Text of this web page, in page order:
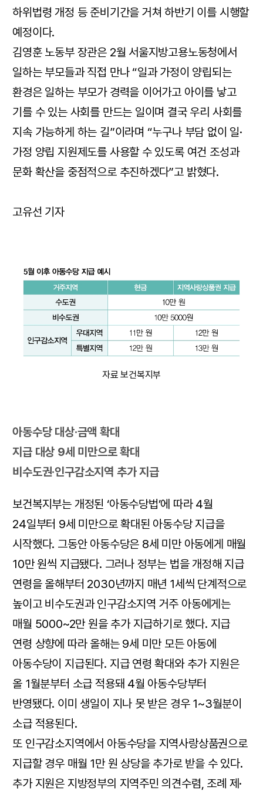
하위법령 개정 등 준비기간을 거쳐 하반기 이를 시행할
예정이다.
김영훈 노동부 장관은 2월 서울지방고용노동청에서
일하는 부모들과 직접 만나 “일과 가정이 양립되는
환경은 일하는 부모가 경력을 이어가고 아이를 낳고
기를 수 있는 사회를 만드는 일이며 결국 우리 사회를
지속 가능하게 하는 길”이라며 “누구나 부담 없이 일·
가정 양립 지원제도를 사용할 수 있도록 여건 조성과
문화 확산을 중점적으로 추진하겠다”고 밝혔다.
고유선 기자
자료 보건복지부
아동수당 대상·금액 확대
지급 대상 9세 미만으로 확대
비수도권·인구감소지역 추가 지급
보건복지부는 개정된 ‘아동수당법’에 따라 4월
24일부터 9세 미만으로 확대된 아동수당 지급을
시작했다. 그동안 아동수당은 8세 미만 아동에게 매월
10만 원씩 지급됐다. 그러나 정부는 법을 개정해 지급
연령을 올해부터 2030년까지 매년 1세씩 단계적으로
높이고 비수도권과 인구감소지역 거주 아동에게는
매월 5000~2만 원을 추가 지급하기로 했다. 지급
연령 상향에 따라 올해는 9세 미만 모든 아동에
아동수당이 지급된다. 지급 연령 확대와 추가 지원은
올 1월분부터 소급 적용돼 4월 아동수당부터
반영됐다. 이미 생일이 지나 못 받은 경우 1~3월분이
소급 적용된다.
또 인구감소지역에서 아동수당을 지역사랑상품권으로
지급할 경우 매월 1만 원 상당을 추가로 받을 수 있다.
추가 지원은 지방정부의 지역주민 의견수렴, 조례 제·